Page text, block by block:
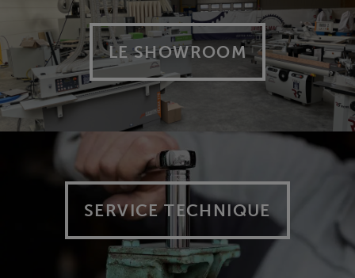
LE SHOWROOM
SERVICE TECHNIQUE